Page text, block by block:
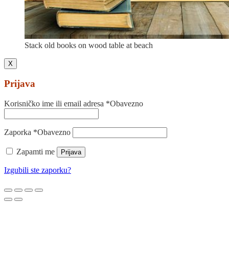
Stack old books on wood table at beach
X
Prijava
Korisničko ime ili email adresa *Obavezno
Zaporka *Obavezno
Zapamti me Prijava
Izgubili ste zaporku?